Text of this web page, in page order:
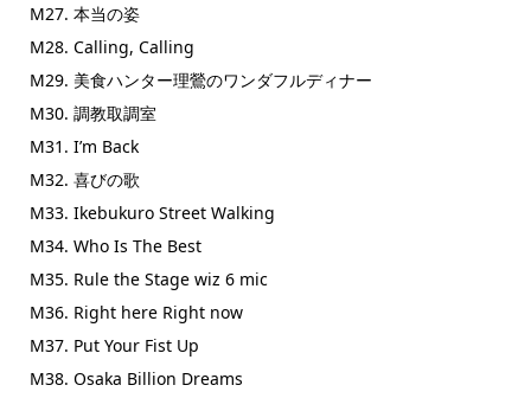
M27. 本当の姿
M28. Calling, Calling
M29. 美食ハンター理鶯のワンダフルディナー
M30. 調教取調室
M31. I’m Back
M32. 喜びの歌
M33. Ikebukuro Street Walking
M34. Who Is The Best
M35. Rule the Stage wiz 6 mic
M36. Right here Right now
M37. Put Your Fist Up
M38. Osaka Billion Dreams